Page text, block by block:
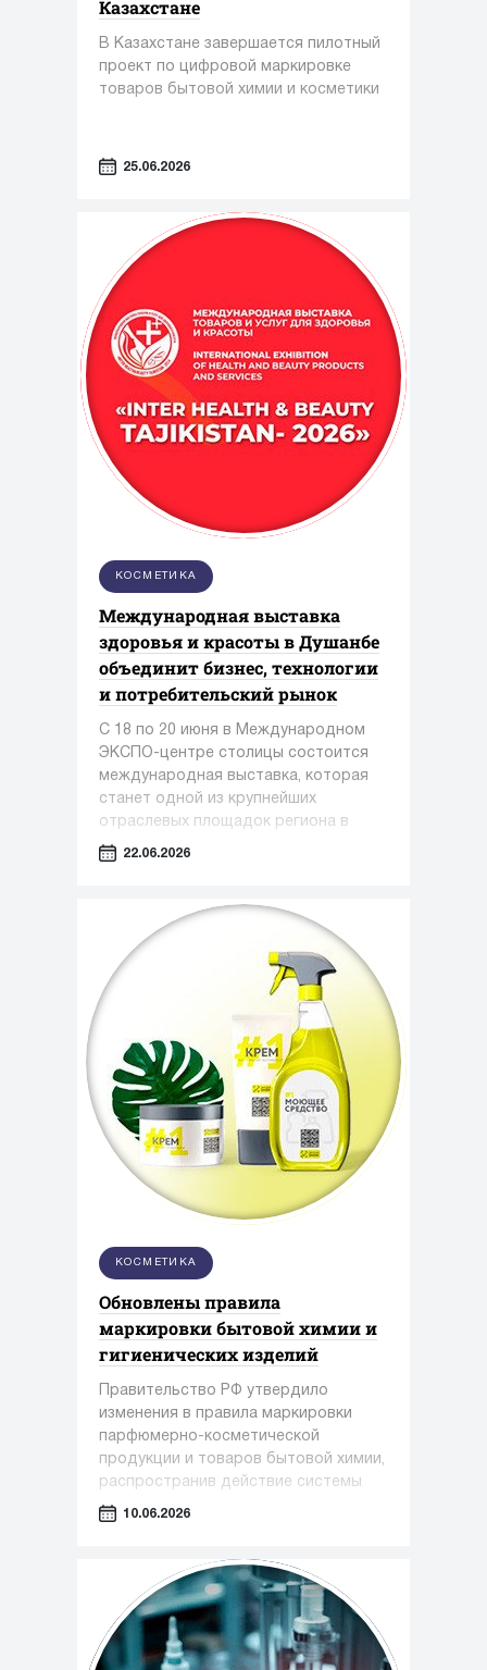
Казахстане
В Казахстане завершается пилотный
проект по цифровой маркировке
товаров бытовой химии и косметики
25.06.2026
КОСМЕТИКА
Международная выставка
здоровья и красоты в Душанбе
объединит бизнес, технологии
и потребительский рынок
С 18 по 20 июня в Международном
ЭКСПО-центре столицы состоится
международная выставка, которая
станет одной из крупнейших
отраслевых площадок региона в
сфере медицины, фармацевтики и
22.06.2026
КОСМЕТИКА
Обновлены правила
маркировки бытовой химии и
гигиенических изделий
Правительство РФ утвердило
изменения в правила маркировки
парфюмерно-косметической
продукции и товаров бытовой химии,
распространив действие системы
обязательной маркировки на новые
10.06.2026